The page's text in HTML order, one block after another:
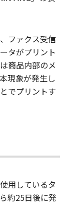
ファクス受信
タがプリント
商品内部のメ
現象が発生し
でプリントす
用しているタ
約25日後に発